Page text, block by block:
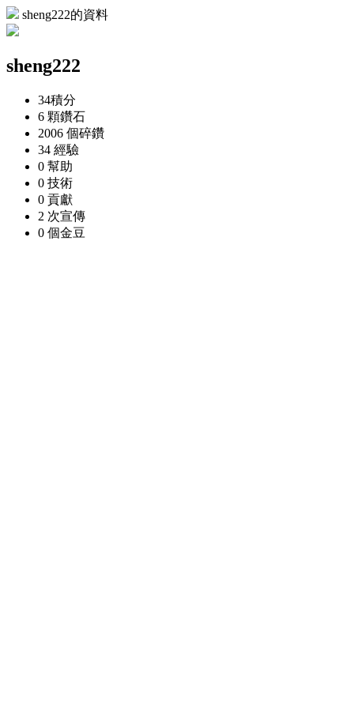
sheng222的資料
sheng222
34積分
6 顆鑽石
2006 個碎鑽
34 經驗
0 幫助
0 技術
0 貢獻
2 次宣傳
0 個金豆